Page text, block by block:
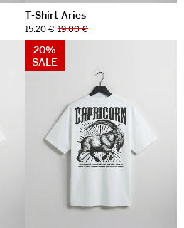
T-Shirt Aries
15.20 € 19.00 €
20%
SALE